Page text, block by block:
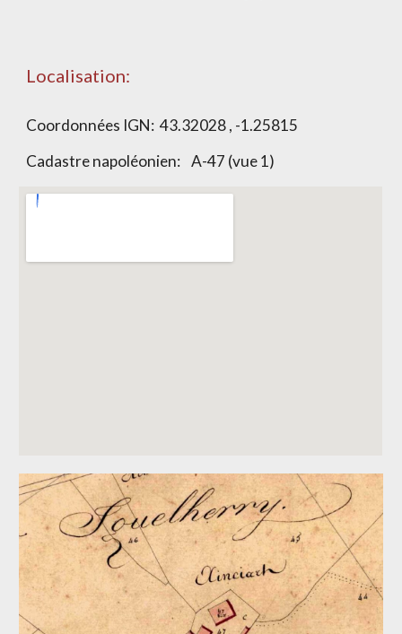
Localisation:
Coordonnées IGN: 43.32028 , -1.25815
Cadastre napoléonien: A-47 (vue 1)